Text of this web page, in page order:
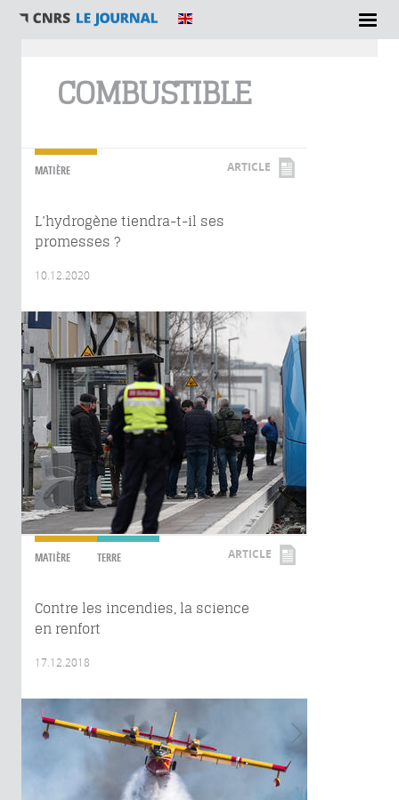
COMBUSTIBLE
MATIÈRE ARTICLE
L’hydrogène tiendra-t-il ses
promesses ?
10.12.2020
MATIÈRE TERRE ARTICLE
Contre les incendies, la science
en renfort
17.12.2018